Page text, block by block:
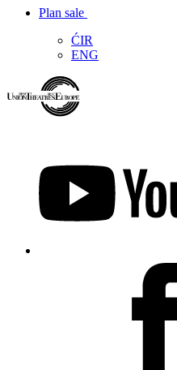
Plan sale
ĆIR
ENG